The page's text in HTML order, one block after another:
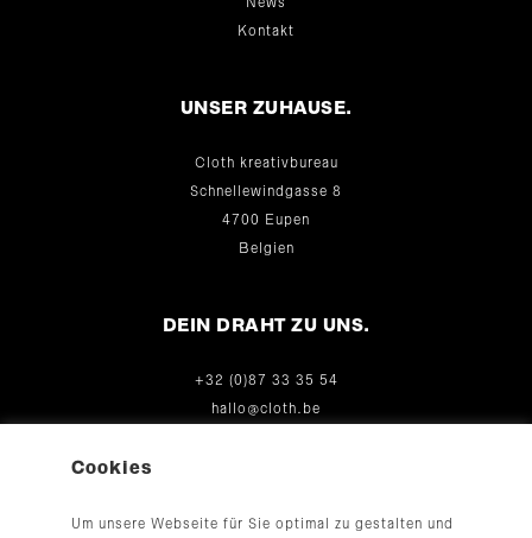
Kontakt
UNSER ZUHAUSE.
Cloth kreativbureau
Schnellewindgasse 8
4700 Eupen
Belgien
DEIN DRAHT ZU UNS.
+32 (0)87 33 35 54
hallo@cloth.be
Cookies
Um unsere Webseite für Sie optimal zu gestalten und